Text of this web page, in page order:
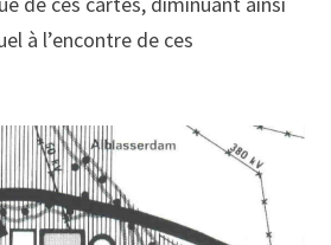
à l’encontre de ces